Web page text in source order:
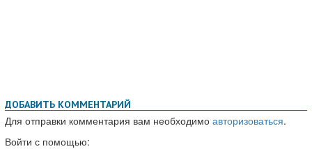
ДОБАВИТЬ КОММЕНТАРИЙ
Для отправки комментария вам необходимо авторизоваться.
Войти с помощью: